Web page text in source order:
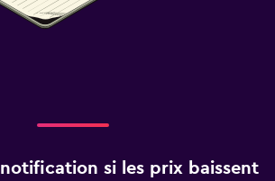
notification si les prix baissent